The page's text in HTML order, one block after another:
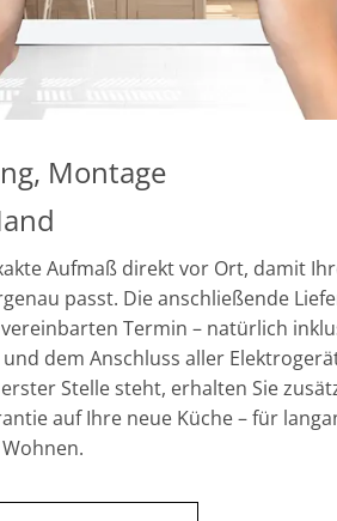
Montage
Aufmaß direkt vor Ort, damit
passt. Die anschließende
Termin – natürlich
dem Anschluss aller
Stelle steht, erhalten Sie
auf Ihre neue Küche – für